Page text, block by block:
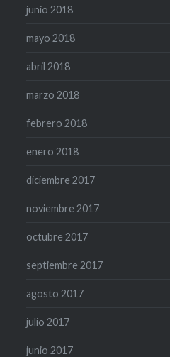
junio 2018
mayo 2018
abril 2018
marzo 2018
febrero 2018
enero 2018
diciembre 2017
noviembre 2017
octubre 2017
septiembre 2017
agosto 2017
julio 2017
junio 2017